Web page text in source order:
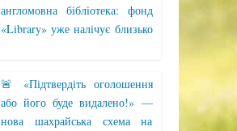
англомовна бібліотека: фонд
«Library» уже налічує близько
🚨 «Підтвердіть оголошення
або його буде видалено!» —
нова шахрайська схема на